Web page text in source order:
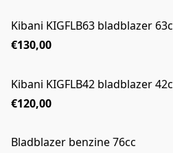
Kibani KIGFLB63 bladblazer
€130,00
Kibani KIGFLB42 bladblazer
€120,00
Bladblazer benzine 76cc